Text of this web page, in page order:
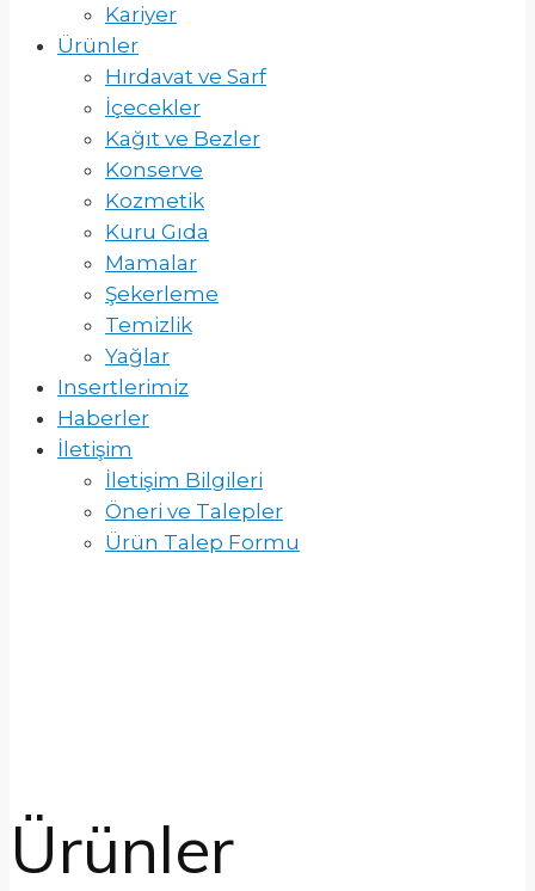
Kariyer
Ürünler
Hırdavat ve Sarf
İçecekler
Kağıt ve Bezler
Konserve
Kozmetik
Kuru Gıda
Mamalar
Şekerleme
Temizlik
Yağlar
Insertlerimiz
Haberler
İletişim
İletişim Bilgileri
Öneri ve Talepler
Ürün Talep Formu
Ürünler